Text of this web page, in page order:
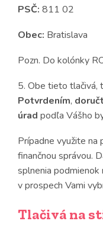
PSČ: 811 02
Obec: Bratislava
Pozn. Do kolónky
5. Obe tieto tlačivá,
Potvrdením,
úrad podľa Vášho
Prípadne využite na
finančnou správou.
splnenia
v prospech Vami
Tlačivá na